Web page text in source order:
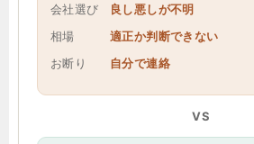
会社選び
良し悪しが不明
相場
適正か判断できない
お断り
自分で連絡
VS